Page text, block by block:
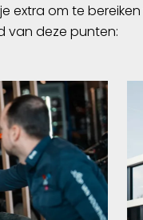
extra om te
van deze punten: